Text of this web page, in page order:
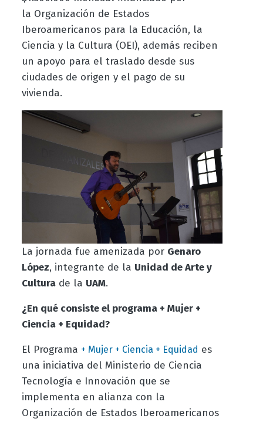
la Organización de Estados
Iberoamericanos para la Educación, la
Ciencia y la Cultura (OEI), además reciben
un apoyo para el traslado desde sus
ciudades de origen y el pago de su
vivienda.
La jornada fue amenizada por Genaro
López, integrante de la Unidad de Arte y
Culturade la UAM.
¿En qué consiste el programa + Mujer +
Ciencia + Equidad?
El Programa + Mujer + Ciencia + Equidad es
una iniciativa del Ministerio de Ciencia
Tecnología e Innovación que se
implementa en alianza con la
Organización de Estados Iberoamericanos